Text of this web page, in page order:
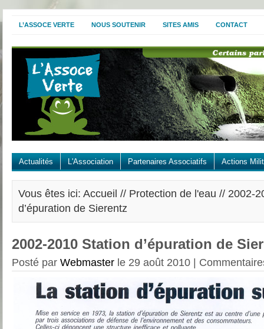
L’ASSOCE VERTE NOUS SOUTENIR SITES AMIS CONTACT
Actualités L'Association Partenaires Associatifs Actions
Vous êtes ici: Accueil // Protection de l'eau // 2002-
d’épuration de Sierentz
2002-2010 Station d’épuration de
Posté par Webmaster le 29 août 2010 |